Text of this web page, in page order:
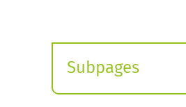
Subpages